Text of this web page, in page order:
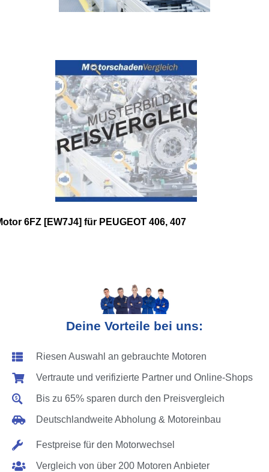
6FZ [EW7J4] für PEUGEOT 406, 407
Deine Vorteile bei uns:
Riesen Auswahl an gebrauchte Motoren
Vertraute und verifizierte Partner und Online-Shops
Bis zu 65% sparen durch den Preisvergleich
Deutschlandweite Abholung & Motoreinbau
Festpreise für den Motorwechsel
Vergleich von über 200 Motoren Anbieter